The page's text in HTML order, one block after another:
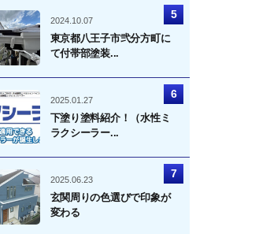
2024.10.07
東京都八王子市弐分方町に
て付帯部塗装...
2025.01.27
下塗り塗料紹介！（水性ミ
ラクシーラー...
2025.06.23
玄関周りの色選びで印象が
変わる